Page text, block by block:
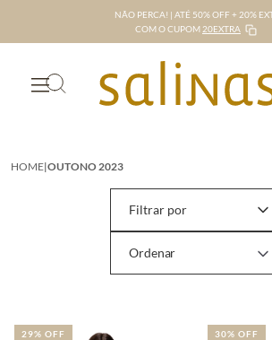
NÃO PERCA! | ATÉ 50% OFF + 20%
COM O CUPOM 20EXTRA
HOME|OUTONO 2023
Filtrar por
29% OFF 30% OFF